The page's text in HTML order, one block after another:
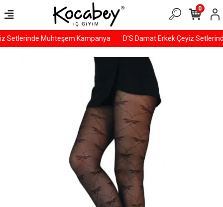
Setlerinde Muhteşem Kampanya D'S Damat Erkek Çeyiz
0